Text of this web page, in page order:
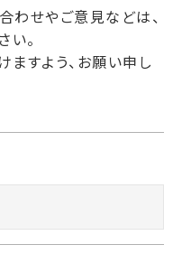
せやご意見などは、
い。
すよう、お願い申し